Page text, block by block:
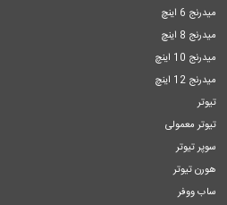
میدرنج 6 اینچ
میدرنج 8 اینچ
میدرنج 10 اینچ
میدرنج 12 اینچ
تیوتر
تیوتر معمولی
سوپر تیوتر
هورن تیوتر
ساب ووفر